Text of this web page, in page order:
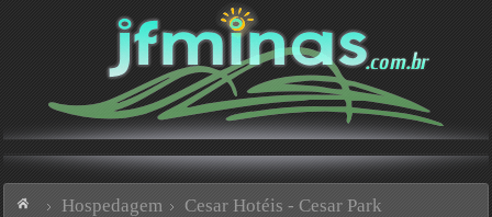
Hospedagem Cesar Hotéis - Cesar Park